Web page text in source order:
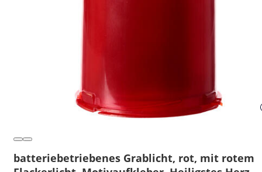
batteriebetriebenes Grablicht, rot, mit rotem